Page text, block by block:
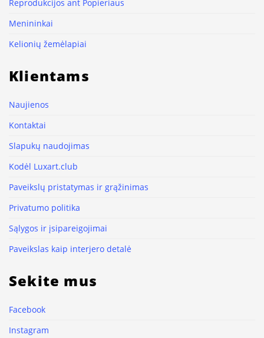
Reprodukcijos ant Popieriaus
Menininkai
Kelionių žemėlapiai
Klientams
Naujienos
Kontaktai
Slapukų naudojimas
Kodėl Luxart.club
Paveikslų pristatymas ir grąžinimas
Privatumo politika
Sąlygos ir įsipareigojimai
Paveikslas kaip interjero detalė
Sekite mus
Facebook
Instagram